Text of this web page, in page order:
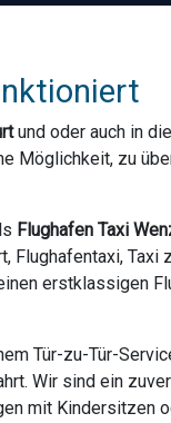
und oder auch in
Möglichkeit, zu
Flughafen Taxi
Flughafentaxi, Taxi
erstklassigen
Tür-zu-Tür-
Wir sind ein
mit Kindersitzen